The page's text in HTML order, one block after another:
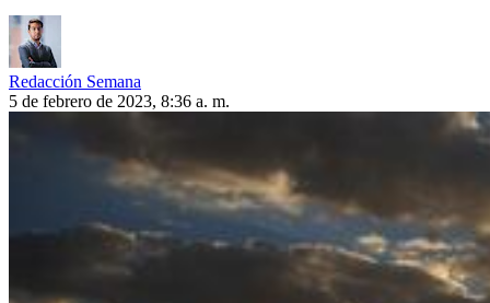
Redacción Semana
5 de febrero de 2023, 8:36 a. m.